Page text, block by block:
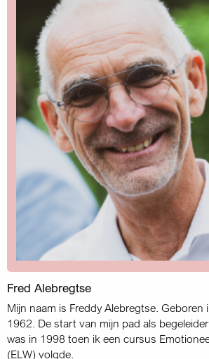
Fred Alebregtse
Mijn naam is Freddy Alebregtse. Geboren
1962. De start van mijn pad als
was in 1998 toen ik een cursus
(ELW) volgde.